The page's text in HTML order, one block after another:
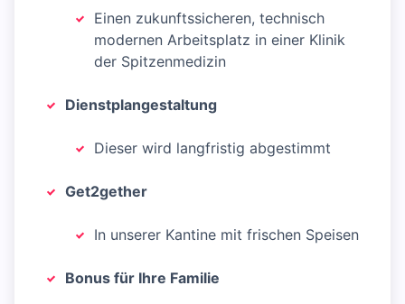
Einen zukunftssicheren, technisch
modernen Arbeitsplatz in einer Klinik
der Spitzenmedizin
Dienstplangestaltung
Dieser wird langfristig abgestimmt
Get2gether
In unserer Kantine mit frischen Speisen
Bonus für Ihre Familie